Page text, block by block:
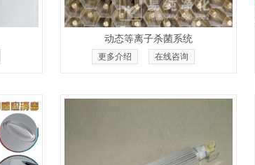
动态等离子杀菌系统
更多介绍 在线咨询